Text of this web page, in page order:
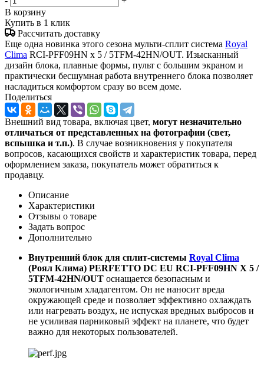
В корзину
Купить в 1 клик
Рассчитать доставку
Еще одна новинка этого сезона мульти-сплит система Royal
Clima RCI-PFF09HN x 5 / 5TFM-42HN/OUT. Изысканный
дизайн блока, плавные формы, пульт с большим экраном и
практически бесшумная работа внутреннего блока позволяет
насладиться комфортом сразу во всем доме.
Поделиться
Внешний вид товара, включая цвет, могут незначительно
отличаться от представленных на фотографии (свет,
вспышка и т.п.). В случае возникновения у покупателя
вопросов, касающихся свойств и характеристик товара, перед
оформлением заказа, покупатель может обратиться к
продавцу.
Описание
Характеристики
Отзывы о товаре
Задать вопрос
Дополнительно
Внутренний блок для сплит-системы Royal Clima
(Роял Клима) PERFETTO DC EU RCI-PFF09HN X 5 /
5TFM-42HN/OUT оснащается безопасным и
экологичным хладагентом. Он не наносит вреда
окружающей среде и позволяет эффективно охлаждать
или нагревать воздух, не испуская вредных выбросов и
не усиливая парниковый эффект на планете, что будет
важно для некоторых пользователей.